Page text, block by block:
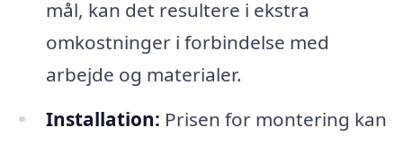
mål, kan det resultere i ekstra
omkostninger i forbindelse med
arbejde og materialer.
Installation: Prisen for montering kan